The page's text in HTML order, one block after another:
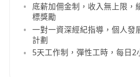
底薪加佣金制，收入無上限，
標獎勵
一對一資深經紀指導，個人發
計劃
5天工作制，彈性工時，每日2